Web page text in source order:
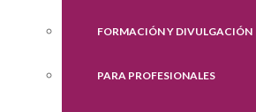
FORMACIÓN Y DIVULGACIÓN
PARA PROFESIONALES